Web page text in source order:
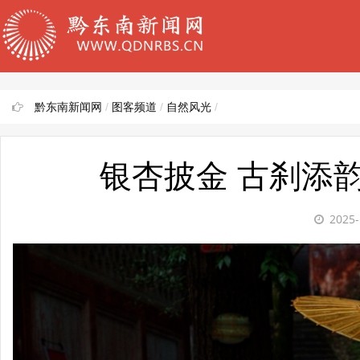
黔东南新闻网 / 图客频道 / 自然风光 /
银杏披金 古刹添